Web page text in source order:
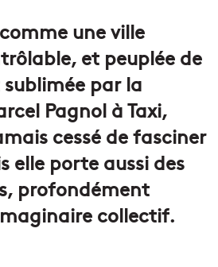
une ville
et peuplée de
par la
Pagnol à Taxi,
cessé de fasciner
elle porte aussi des
profondément
collectif.